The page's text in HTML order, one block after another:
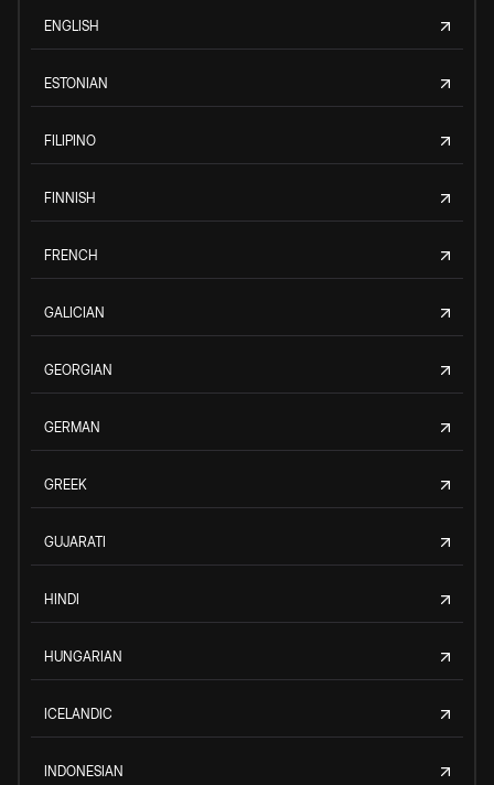
ENGLISH
ESTONIAN
FILIPINO
FINNISH
FRENCH
GALICIAN
GEORGIAN
GERMAN
GREEK
GUJARATI
HINDI
HUNGARIAN
ICELANDIC
INDONESIAN